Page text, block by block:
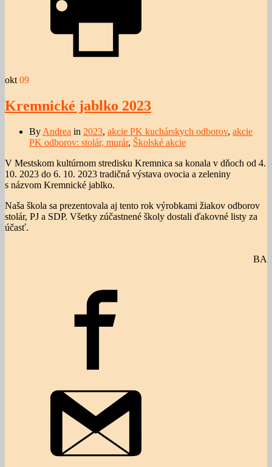
okt 09
Kremnické jablko 2023
By Andrea in 2023, akcie PK kuchárskych odborov, akcie
PK odborov: stolár, murár, Školské akcie
V Mestskom kultúrnom stredisku Kremnica sa konala v dňoch od 4.
10. 2023 do 6. 10. 2023 tradičná výstava ovocia a zeleniny
s názvom Kremnické jablko.
Naša škola sa prezentovala aj tento rok výrobkami žiakov odborov
stolár, PJ a SDP. Všetky zúčastnené školy dostali ďakovné listy za
účasť.
BA